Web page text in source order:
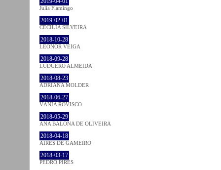
Julia Flamingo
2019-02-01
CECÍLIA SILVEIRA
2018-10-28
LEONOR VEIGA
2018-09-28
LUDGERO ALMEIDA
2018-08-23
ADRIANA MOLDER
2018-06-27
VÂNIA ROVISCO
2018-05-29
ANA BALONA DE OLIVEIRA
2018-04-18
AIRES DE GAMEIRO
2018-03-17
PEDRO PIRES